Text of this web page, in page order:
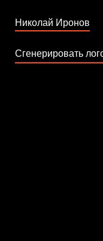
Николай Иронов
Сгенерировать